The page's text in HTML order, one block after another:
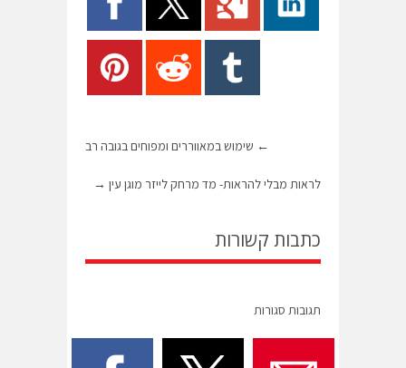
← שימוש במאווררים ומפוחים בגובה רב
לראות מבלי להראות- מד מרחק לייזר מוגן עין →
כתבות קשורות
תגובות סגורות